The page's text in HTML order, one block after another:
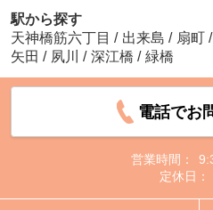
駅から探す
天神橋筋六丁目 / 出来島 / 扇町 /
矢田 / 夙川 / 深江橋 / 緑橋
電話でお
営業時間：
定休日：